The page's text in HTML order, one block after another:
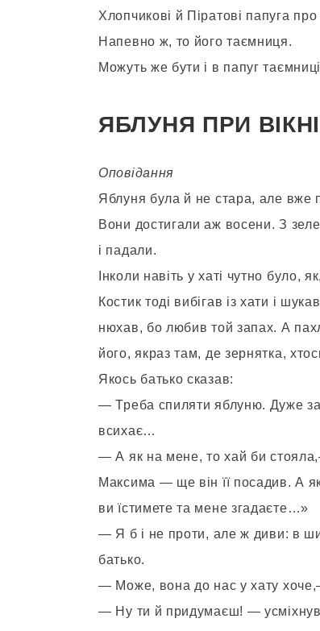
Хлопчикові й Піратові папуга про
Напевно ж, то його таємниця.
Можуть же бути і в папуг
ЯБЛУНЯ ПРИ ВІКНІ
Оповідання
Яблуня була й не стара, але вже
Вони достигали аж восени. З
і падали.
Інколи навіть у хаті чутно
Костик тоді вибігав із хати і
нюхав, бо любив той запах. А
його, якраз там, де зернятка,
Якось батько сказав:
— Треба спиляти яблуню. Дуже
всихає…
— А як на мене, то хай би
Максима — ще він її посадив. А
ви їстимете та мене згадаєте…»
— Я б і не проти, але ж диви: в
батько.
— Може, вона до нас у хату
— Ну ти й придумаєш! —